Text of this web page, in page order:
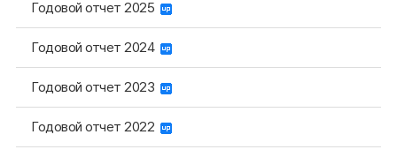
Годовой отчет 2025
Годовой отчет 2024
Годовой отчет 2023
Годовой отчет 2022